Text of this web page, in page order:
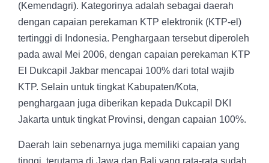
(Kemendagri). Kategorinya adalah sebagai daerah
dengan capaian perekaman KTP elektronik (KTP-el)
tertinggi di Indonesia. Penghargaan tersebut diperoleh
pada awal Mei 2006, dengan capaian perekaman KTP
El Dukcapil Jakbar mencapai 100% dari total wajib
KTP. Selain untuk tingkat Kabupaten/Kota,
penghargaan juga diberikan kepada Dukcapil DKI
Jakarta untuk tingkat Provinsi, dengan capaian 100%.
Daerah lain sebenarnya juga memiliki capaian yang
tinggi, terutama di Jawa dan Bali yang rata-rata sudah